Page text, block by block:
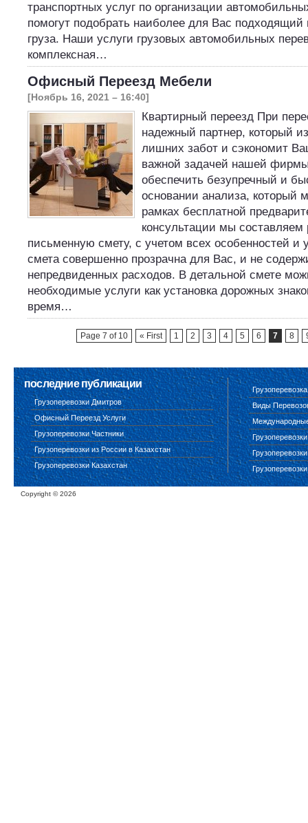
транспортных услуг по организации
помогут подобрать наиболее для Вас подходящий
груза. Наши услуги грузовых автомобильных
комплексная…
Офисный Переезд Мебели
[Ноябрь 16, 2021 – 16:40]
Квартирный переезд При
надежный партнер, который
лишних забот и сэкономит
важной задачей нашей
обеспечить безупречный и
основании анализа, который
рамках бесплатной
консультации мы составляем
письменную смету, с учетом всех особенностей и
смета совершенно прозрачна для Вас, и не
непредвиденных расходов. В детальной смете
необходимые услуги как установка дорожных
время…
Page 7 of 10 « First 1 2 3 4 5 6 7 8
последние публикации
Грузоперевозки Дмитров
Офисный Переезд Услуги
Грузоперевозки Частники
Грузоперевозки из России в Казахстан
Грузоперевозки Казахстан
Виды
Copyright ©2026